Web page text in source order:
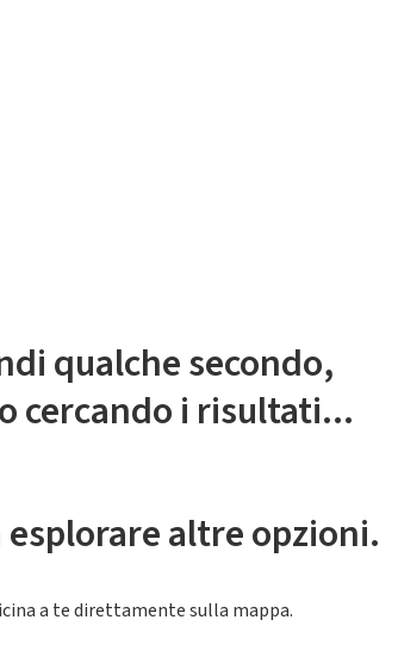
qualche secondo,
cercando i risultati...
esplorare altre opzioni.
a te direttamente sulla mappa.